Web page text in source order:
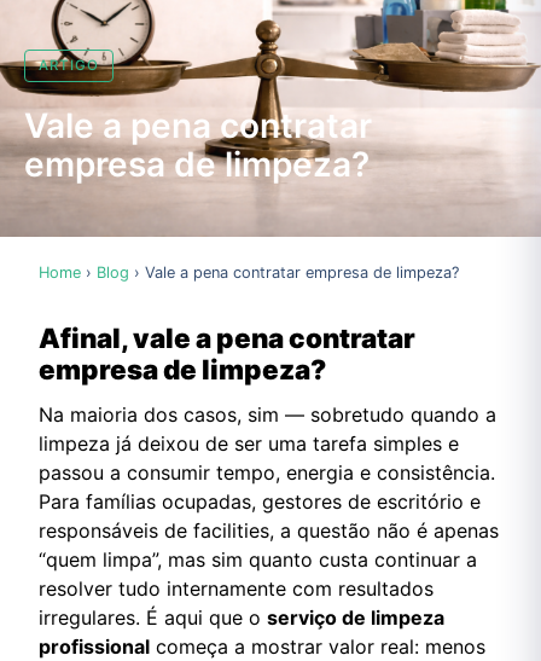
ARTIGO
Vale a pena contratar
empresa de limpeza?
Home › Blog › Vale a pena contratar empresa de limpeza?
Afinal, vale a pena contratar
empresa de limpeza?
Na maioria dos casos, sim — sobretudo quando a
limpeza já deixou de ser uma tarefa simples e
passou a consumir tempo, energia e consistência.
Para famílias ocupadas, gestores de escritório e
responsáveis de facilities, a questão não é apenas
“quem limpa”, mas sim quanto custa continuar a
resolver tudo internamente com resultados
irregulares. É aqui que o serviço de limpeza
profissional começa a mostrar valor real: menos